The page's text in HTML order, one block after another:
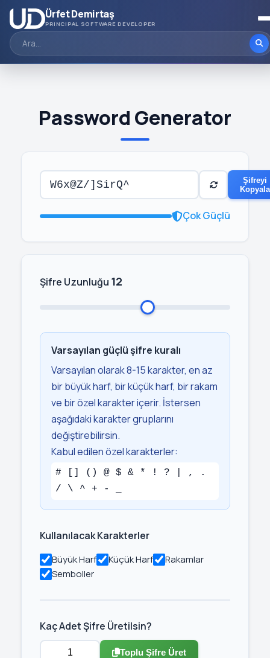
Ürfet Demirtaş
PRINCIPAL SOFTWARE DEVELOPER
Password Generator
Şifreyi
Kopyala
Çok Güçlü
Şifre Uzunluğu 12
Varsayılan güçlü şifre kuralı
Varsayılan olarak 8-15 karakter, en az
bir büyük harf, bir küçük harf, bir rakam
ve bir özel karakter içerir. İstersen
aşağıdaki karakter gruplarını
değiştirebilirsin.
Kabul edilen özel karakterler:
# [] () @ $ & * ! ? | , .
/ \ ^ + - _
Kullanılacak Karakterler
Büyük Harf Küçük Harf
Rakamlar
Semboller
Kaç Adet Şifre Üretilsin?
Toplu Şifre Üret